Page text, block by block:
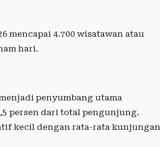
mencapai 4.700 wisatawan atau
hari.
penyumbang utama
persen dari total pengunjung.
kecil dengan rata-rata kunjungan